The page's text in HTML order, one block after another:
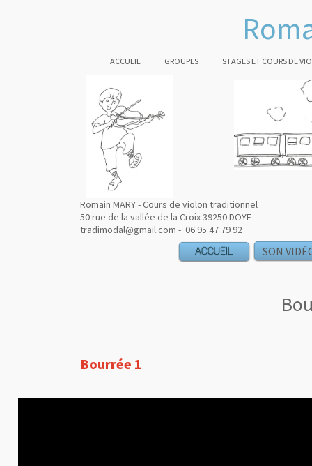
ACCUEIL GROUPES STAGES ET COURS DE
SON
Romain MARY - Cours de violon traditionnel
50 rue de la vallée de la Croix 39250 DOYE
tradimodal@gmail.com - 06 95 47 79 92
ACCUEIL
ACCUEIL
Bourrée 1